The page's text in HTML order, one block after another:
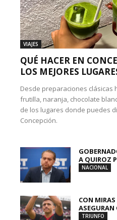
VIAJES
QUÉ HACER EN
LOS MEJORES
Desde preparaciones clásicas
frutilla, naranja, chocolate
de los lugares donde puedes
Concepción.
A QUIROZ
NACIONAL
CON
ASEGURAN
TRIUNFO